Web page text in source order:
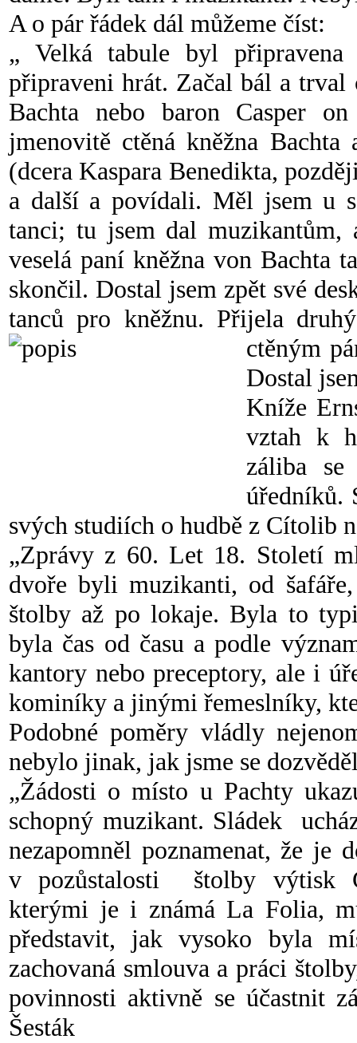
A o pár řádek dál můžeme číst:
„ Velká tabule byl
připraveni hrát. Začal bál a
Bachta nebo baron Casper
jmenovitě ctěná kněžna
(dcera Kaspara Benedikta,
a další a povídali. Měl jsem u
tanci; tu jsem dal
veselá paní kněžna von Bachta
skončil. Dostal jsem zpět své
tanců pro kněžnu. Přijela
ctěným
Dostal
Kníže
vztah k
záliba
úředníků.
svých studiích o hudbě z Cítolib
„Zprávy z 60. Let 18. Století
dvoře byli muzikanti, od
štolby až po lokaje. Byla to
byla čas od času a podle
kantory nebo preceptory, ale i
kominíky a jinými řemeslníky,
Podobné poměry vládly
nebylo jinak, jak jsme se
„Žádosti o místo u Pachty
schopný muzikant. Sládek
nezapomněl poznamenat, že je
v pozůstalosti štolby výtisk
kterými je i známá La Folia,
představit, jak vysoko byla
zachovaná smlouva a práci
povinnosti aktivně se účastnit
Šesták